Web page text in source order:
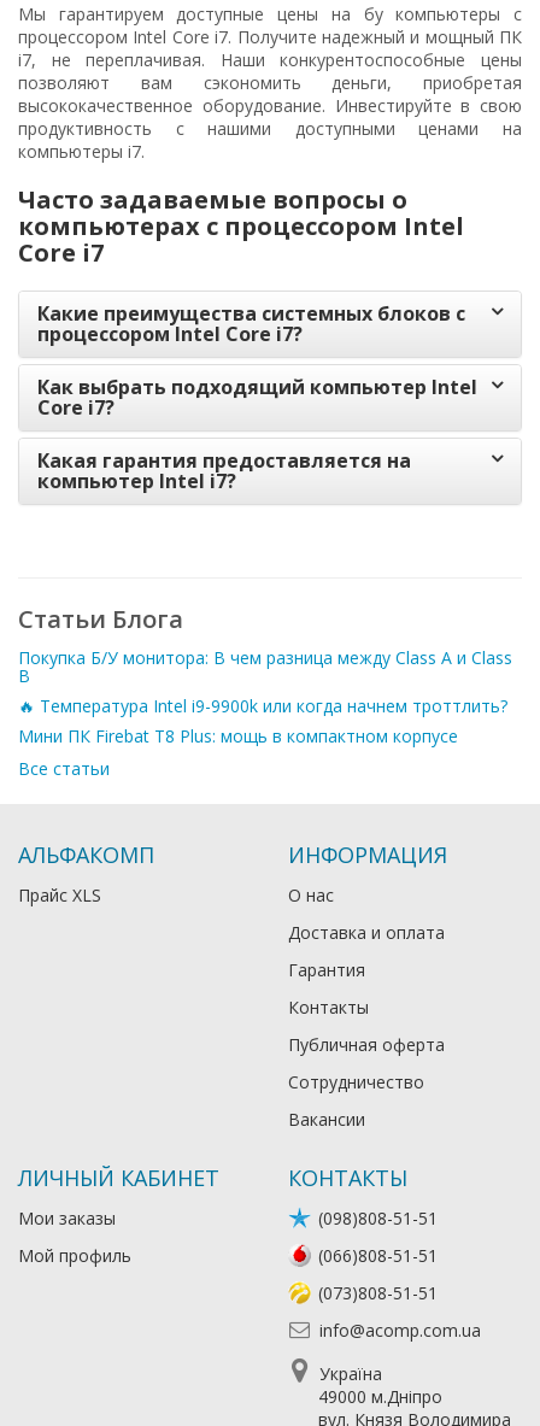
Мы гарантируем доступные цены на бу компьютеры с
процессором Intel Core i7. Получите надежный и мощный ПК
i7, не переплачивая. Наши конкурентоспособные цены
позволяют вам сэкономить деньги, приобретая
высококачественное оборудование. Инвестируйте в свою
продуктивность с нашими доступными ценами на
компьютеры i7.
Часто задаваемые вопросы о
компьютерах с процессором Intel
Core i7
Какие преимущества системных блоков с
процессором Intel Core i7?
Как выбрать подходящий компьютер Intel
Core i7?
Какая гарантия предоставляется на
компьютер Intel i7?
Статьи Блога
Покупка Б/У монитора: В чем разница между Class A и Class
B
🔥 Температура Intel i9-9900k или когда начнем троттлить?
Мини ПК Firebat T8 Plus: мощь в компактном корпусе
Все статьи
АЛЬФАКОМП
Прайс XLS
ИНФОРМАЦИЯ
О нас
Доставка и оплата
Гарантия
Контакты
Публичная оферта
Сотрудничество
Вакансии
ЛИЧНЫЙ КАБИНЕТ
Мои заказы
Мой профиль
КОНТАКТЫ
(098)808-51-51
(066)808-51-51
(073)808-51-51
info@acomp.com.ua
Україна
49000 м.Дніпро
вул. Князя Володимира